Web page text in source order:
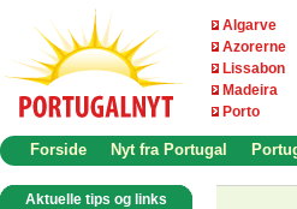
Algarve
Azorerne
Lissabon
Madeira
Porto
Forside Nyt fra Portugal
Aktuelle tips og links